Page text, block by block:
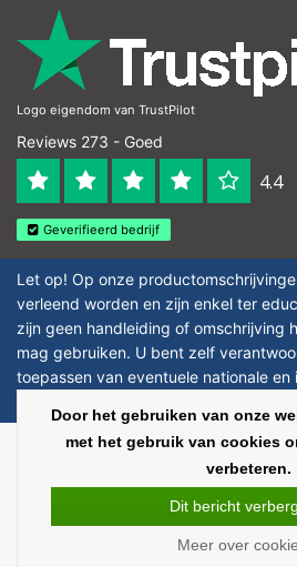
Logo eigendom van TrustPilot
Reviews 273 - Goed
4.4
Geverifieerd bedrijf
Let op! Op onze
verleend worden en zijn enkel ter
zijn geen handleiding of omschrijving
mag gebruiken. U bent zelf
toepassen van eventuele nationale
Copyright © 2026 - Laboratorium Discounter -
Alle bedragen zijn exclusief
Door het gebruiken van onze
met het gebruik van cookies
verbeteren.
Dit bericht
Meer over